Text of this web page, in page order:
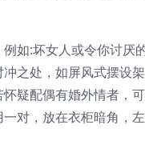
如:坏女人或令你讨厌
之处，如屏风式摆设
疑配偶有婚外情者，
对，放在衣柜暗角，左